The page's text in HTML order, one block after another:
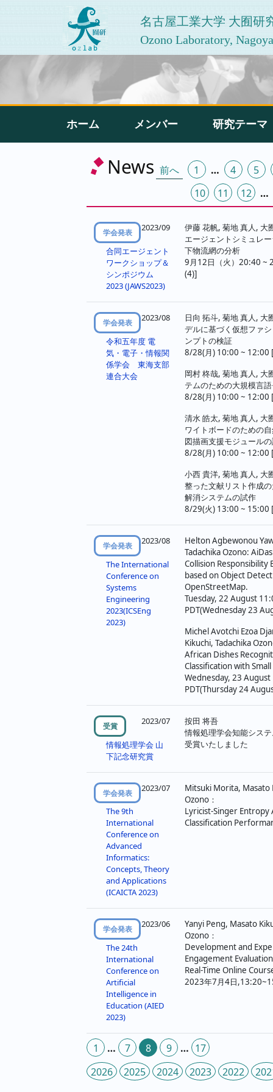
名古屋工業大学 大囿研
Ozono Laboratory,
ホーム メンバー 研究テーマ
News 投
の
ペ
ー
送
り
前へ 1 … 4
5
10
11 12 …
学会発表 2023/09
合同エージェント
ワークショップ＆
シンポジウム
2023 (JAWS2023)
伊藤 花帆, 菊地 真人, 大
エージェントシミュレ
下物流網の分析
9月12日（火）20:40 ~
(4)]
学会発表 2023/08
令和五年度 電
気・電子・情報関
係学会 東海支部
連合大会
日向 拓斗, 菊地 真人, 大
デルに基づく仮想ファ
ンプトの検証
8/28(月) 10:00 ~ 12:00
岡村 柊哉, 菊地 真人, 大
テムのための大規模言
8/28(月) 10:00 ~ 12:00
清水 皓太, 菊地 真人, 大
ワイトボードのための
図描画支援モジュール
8/28(月) 10:00 ~ 12:00
小西 貴洋, 菊地 真人, 大
整った文献リスト作成
解消システムの試作
8/29(火) 13:00 ~ 15:00
学会発表 2023/08
The International
Conference on
Systems
Engineering
2023(ICSEng
2023)
Helton Agbewonou
Tadachika Ozono:
Collision Responsibility
based on Object
OpenStreetMap.
Tuesday, 22 August
PDT(Wednesday 23
Michel Avotchi Ezoa
Kikuchi, Tadachika
African Dishes
Classification with
Wednesday, 23
PDT(Thursday 24
受賞 2023/07
情報処理学会 山
下記念研究賞
按田 将吾
情報処理学会知能シス
受賞いたしました
学会発表 2023/07
The 9th
International
Conference on
Advanced
Informatics:
Concepts, Theory
and Applications
(ICAICTA 2023)
Mitsuki Morita, Masato
Ozono：
Lyricist-Singer Entropy
Classification
学会発表 2023/06
The 24th
International
Conference on
Artificial
Intelligence in
Education (AIED
2023)
Yanyi Peng, Masato
Ozono：
Development and
Engagement
Real-Time Online
2023年7月4日
投
稿
1 … 7 8 9 … 17
2026
2025 2024 2023 2022